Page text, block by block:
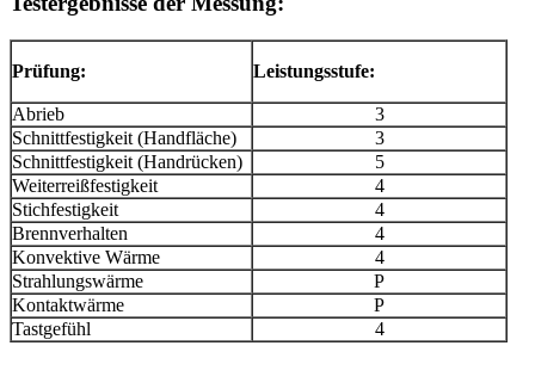
Prüfung: Leistungsstufe:
Abrieb
3
Schnittfestigkeit (Handfläche)
3
Schnittfestigkeit (Handrücken)
5
Weiterreißfestigkeit
4
Stichfestigkeit
4
Brennverhalten
4
Konvektive Wärme
4
Strahlungswärme
P
Kontaktwärme
P
Tastgefühl
4